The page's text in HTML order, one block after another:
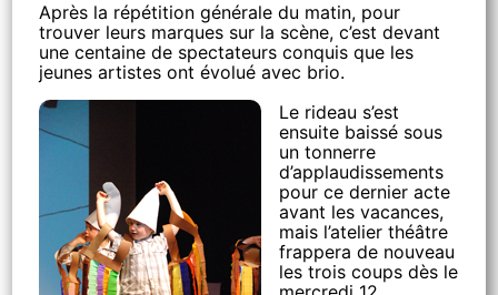
Après la répétition générale du matin, pour
trouver leurs marques sur la scène, c’est devant
une centaine de spectateurs conquis que les
jeunes artistes ont évolué avec brio.
Le rideau s’est
ensuite baissé sous
un tonnerre
d’applaudissements
pour ce dernier acte
avant les vacances,
mais l’atelier théâtre
frappera de nouveau
les trois coups dès le